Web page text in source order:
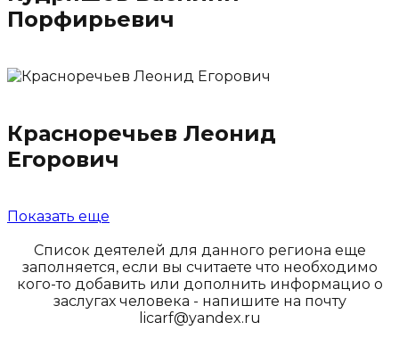
Порфирьевич
Красноречьев Леонид
Егорович
Показать еще
Список деятелей для данного региона еще
заполняется, если вы считаете что необходимо
кого-то добавить или дополнить информацио о
заслугах человека - напишите на почту
licarf@yandex.ru